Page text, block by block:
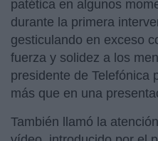
patética en algunos
durante la primera
gesticulando en exceso
fuerza y solidez a los
presidente de Telefónica
más que en una
También llamó la